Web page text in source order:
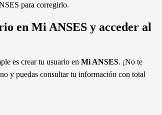
para corregirlo.
en Mi ANSES y acceder al
es crear tu usuario en Mi ANSES. ¡No te
y puedas consultar tu información con total